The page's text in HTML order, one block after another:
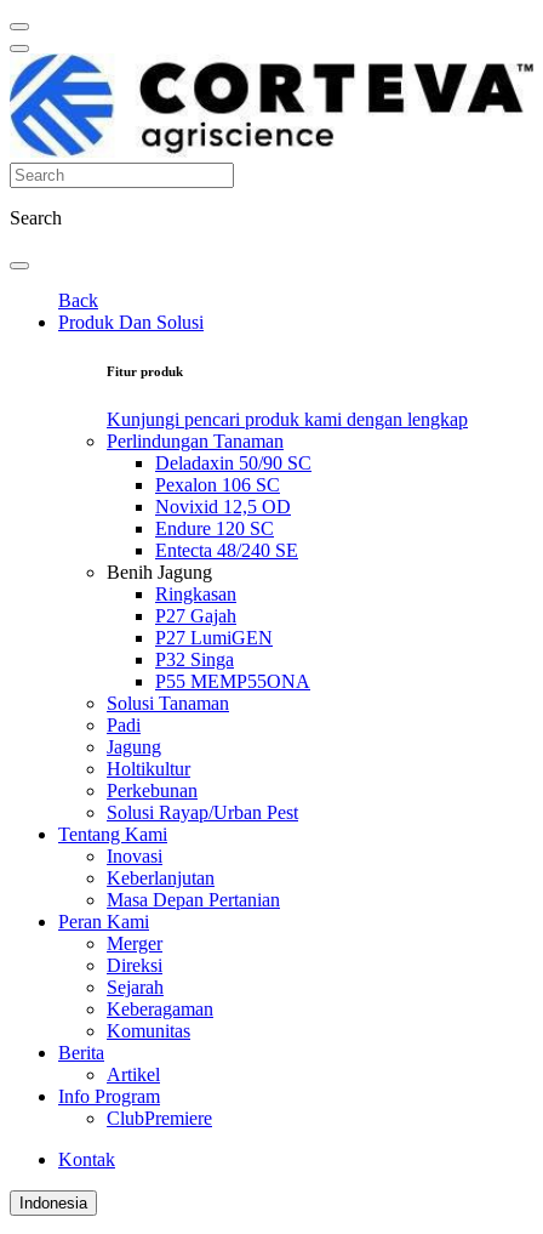
Search
Back
Produk Dan Solusi
Fitur produk
Kunjungi pencari produk kami dengan lengkap
Perlindungan Tanaman
Deladaxin 50/90 SC
Pexalon 106 SC
Novixid 12,5 OD
Endure 120 SC
Entecta 48/240 SE
Benih Jagung
Ringkasan
P27 Gajah
P27 LumiGEN
P32 Singa
P55 MEMP55ONA
Solusi Tanaman
Padi
Jagung
Holtikultur
Perkebunan
Solusi Rayap/Urban Pest
Tentang Kami
Inovasi
Keberlanjutan
Masa Depan Pertanian
Peran Kami
Merger
Direksi
Sejarah
Keberagaman
Komunitas
Berita
Artikel
Info Program
ClubPremiere
Kontak
Indonesia